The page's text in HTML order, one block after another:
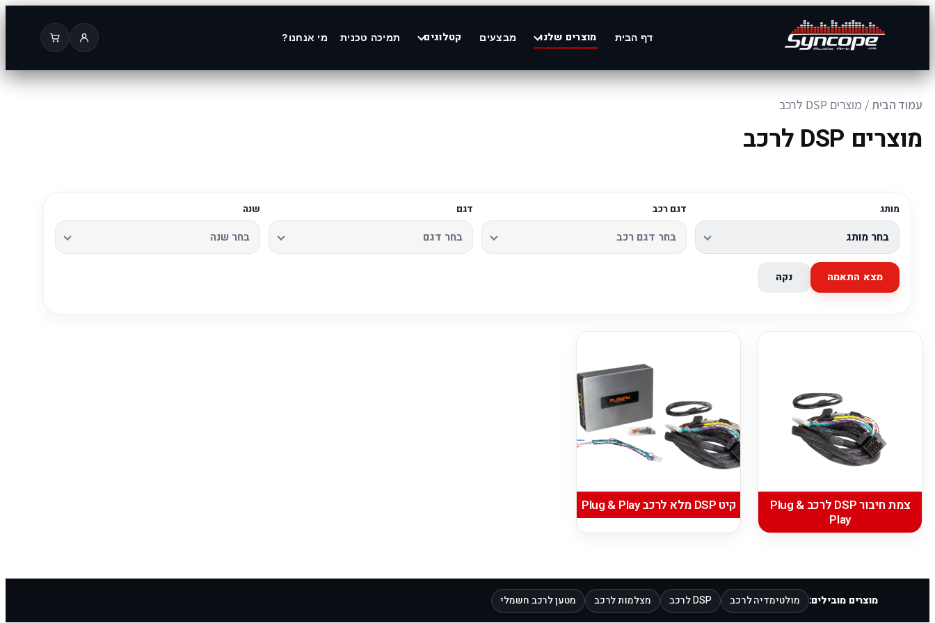
דף הבית מוצרים שלנו מבצעים קטלוגים תמיכה טכנית מי אנחנו?
עמוד הבית / מוצרים DSP לרכב
מוצרים DSP לרכב
מותג דגם רכב דגם שנה
מצא התאמה נקה
צמת חיבור DSP לרכב Plug &
Play
קיט DSP מלא לרכב Plug & Play
מוצרים מובילים: מולטימדיה לרכב DSP לרכב מצלמות לרכב מטען לרכב חשמלי